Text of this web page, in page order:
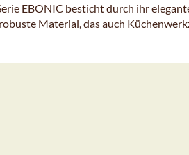
EBONIC besticht durch ihr
Material, das auch